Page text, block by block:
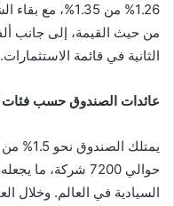
1.26% من
من حيث القيمة، إلى جانب
الثانية في قائمة الاستثمارات.
عائدات الصندوق حسب فئات
يمتلك
حوالي 7200 شركة،
السيادية في العالم. وخلال